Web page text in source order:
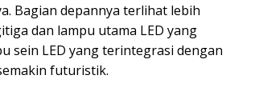
Bagian depannya terlihat lebih
dan lampu utama LED yang
sein LED yang terintegrasi dengan
futuristik.